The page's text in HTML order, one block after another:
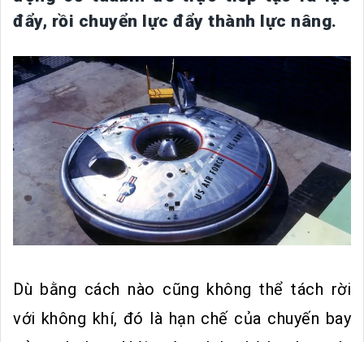
đẩy, rồi chuyển lực đẩy thành lực nâng.
Dù bằng cách nào cũng không thể tách rời
với không khí, đó là hạn chế của chuyến bay